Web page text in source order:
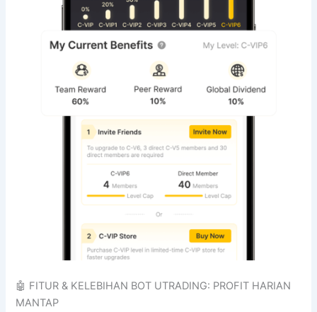
🤖 FITUR & KELEBIHAN BOT UTRADING: PROFIT HARIAN
MANTAP